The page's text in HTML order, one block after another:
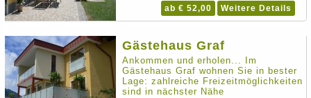
Weitere Details
ab € 52,00
Gästehaus Graf
Ankommen und erholen... Im
Gästehaus Graf wohnen Sie in bester
Lage: zahlreiche Freizeitmöglichkeiten
sind in nächster Nähe